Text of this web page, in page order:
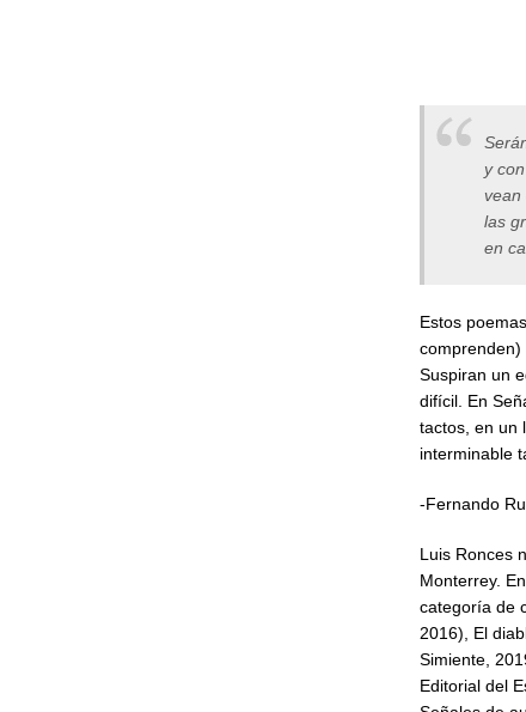
y
vean
las
en
Estos
comprenden)
Suspiran un
difícil. En
tactos, en un
interminable
-Fernando
Luis Ronces
Monterrey.
categoría de
2016), El
Simiente,
Editorial del